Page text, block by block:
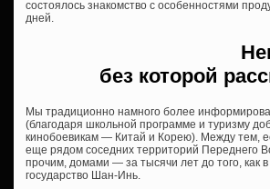
состоялось знакомство с особенностями
дней.
без которой
Мы традиционно намного более
(благодаря школьной программе и туризму
кинобоевикам — Китай и Корею). Между тем,
еще рядом соседних территорий Переднего
прочим, домами — за тысячи лет до того, как
государство Шан-Инь.